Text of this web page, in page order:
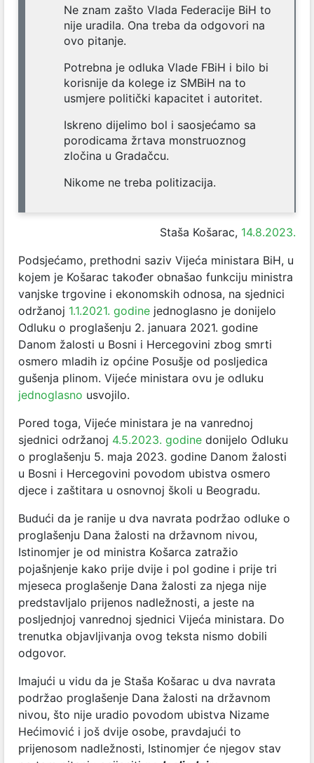
Ne znam zašto Vlada Federacije BiH to
nije uradila. Ona treba da odgovori na
ovo pitanje.
Potrebna je odluka Vlade FBiH i bilo bi
korisnije da kolege iz SMBiH na to
usmjere politički kapacitet i autoritet.
Iskreno dijelimo bol i saosjećamo sa
porodicama žrtava monstruoznog
zločina u Gradačcu.
Nikome ne treba politizacija.
Staša Košarac, 14.8.2023.
Podsjećamo, prethodni saziv Vijeća ministara BiH, u
kojem je Košarac također obnašao funkciju ministra
vanjske trgovine i ekonomskih odnosa, na sjednici
održanoj 1.1.2021. godine jednoglasno je donijelo
Odluku o proglašenju 2. januara 2021. godine
Danom žalosti u Bosni i Hercegovini zbog smrti
osmero mladih iz općine Posušje od posljedica
gušenja plinom. Vijeće ministara ovu je odluku
jednoglasno usvojilo.
Pored toga, Vijeće ministara je na vanrednoj
sjednici održanoj 4.5.2023. godine donijelo Odluku
o proglašenju 5. maja 2023. godine Danom žalosti
u Bosni i Hercegovini povodom ubistva osmero
djece i zaštitara u osnovnoj školi u Beogradu.
Budući da je ranije u dva navrata podržao odluke o
proglašenju Dana žalosti na državnom nivou,
Istinomjer je od ministra Košarca zatražio
pojašnjenje kako prije dvije i pol godine i prije tri
mjeseca proglašenje Dana žalosti za njega nije
predstavljalo prijenos nadležnosti, a jeste na
posljednjoj vanrednoj sjednici Vijeća ministara. Do
trenutka objavljivanja ovog teksta nismo dobili
odgovor.
Imajući u vidu da je Staša Košarac u dva navrata
podržao proglašenje Dana žalosti na državnom
nivou, što nije uradio povodom ubistva Nizame
Hećimović i još dvije osobe, pravdajući to
prijenosom nadležnosti, Istinomjer će njegov stav